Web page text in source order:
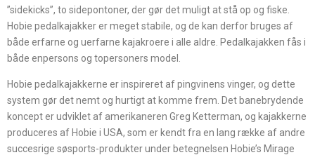
”sidekicks”, to sidepontoner, der gør det muligt at stå op og fiske.
Hobie pedalkajakker er meget stabile, og de kan derfor bruges af
både erfarne og uerfarne kajakroere i alle aldre. Pedalkajakken fås i
både enpersons og topersoners model.
Hobie pedalkajakkerne er inspireret af pingvinens vinger, og dette
system gør det nemt og hurtigt at komme frem. Det banebrydende
koncept er udviklet af amerikaneren Greg Ketterman, og kajakkerne
produceres af Hobie i USA, som er kendt fra en lang række af andre
succesrige søsports-produkter under betegnelsen Hobie’s Mirage